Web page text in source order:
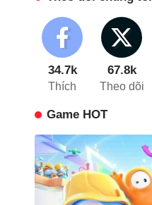
34.7k
Thích
67.8k
Theo dõi
Game HOT